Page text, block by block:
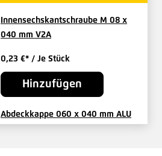
Innensechskantschraube M 08 x
040 mm V2A
0,23 €* / Je Stück
Hinzufügen
Abdeckkappe 060 x 040 mm ALU